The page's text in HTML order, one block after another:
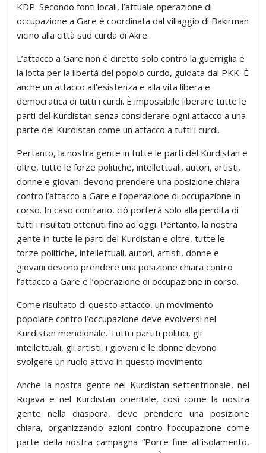
KDP. Secondo fonti locali, l’attuale operazione di
occupazione a Gare è coordinata dal villaggio di Bakırman
vicino alla città sud curda di Akre.
L’attacco a Gare non è diretto solo contro la guerriglia e
la lotta per la libertà del popolo curdo, guidata dal PKK. È
anche un attacco all’esistenza e alla vita libera e
democratica di tutti i curdi. È impossibile liberare tutte le
parti del Kurdistan senza considerare ogni attacco a una
parte del Kurdistan come un attacco a tutti i curdi.
Pertanto, la nostra gente in tutte le parti del Kurdistan e
oltre, tutte le forze politiche, intellettuali, autori, artisti,
donne e giovani devono prendere una posizione chiara
contro l’attacco a Gare e l’operazione di occupazione in
corso. In caso contrario, ciò porterà solo alla perdita di
tutti i risultati ottenuti fino ad oggi. Pertanto, la nostra
gente in tutte le parti del Kurdistan e oltre, tutte le
forze politiche, intellettuali, autori, artisti, donne e
giovani devono prendere una posizione chiara contro
l’attacco a Gare e l’operazione di occupazione in corso.
Come risultato di questo attacco, un movimento
popolare contro l’occupazione deve evolversi nel
Kurdistan meridionale. Tutti i partiti politici, gli
intellettuali, gli artisti, i giovani e le donne devono
svolgere un ruolo attivo in questo movimento.
Anche la nostra gente nel Kurdistan settentrionale, nel
Rojava e nel Kurdistan orientale, così come la nostra
gente nella diaspora, deve prendere una posizione
chiara, organizzando azioni contro l’occupazione come
parte della nostra campagna “Porre fine all’isolamento,